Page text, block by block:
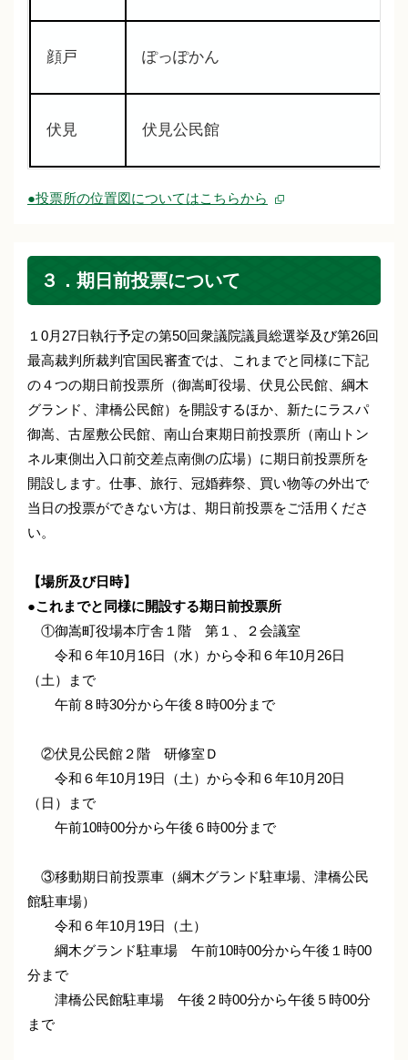
顔戸 ぽっぽかん
伏見 伏見公民館
●投票所の位置図についてはこちらから
３．期日前投票について
１0月27日執行予定の第50回衆議院議員総選挙及び第26回
最高裁判所裁判官国民審査では、これまでと同様に下記
の４つの期日前投票所（御嵩町役場、伏見公民館、綱木
グランド、津橋公民館）を開設するほか、新たにラスパ
御嵩、古屋敷公民館、南山台東期日前投票所（南山トン
ネル東側出入口前交差点南側の広場）に期日前投票所を
開設します。仕事、旅行、冠婚葬祭、買い物等の外出で
当日の投票ができない方は、期日前投票をご活用くださ
い。
【場所及び日時】
●これまでと同様に開設する期日前投票所
①御嵩町役場本庁舎１階 第１、２会議室
令和６年10月16日（水）から令和６年10月26日
（土）まで
午前８時30分から午後８時00分まで
②伏見公民館２階 研修室Ｄ
令和６年10月19日（土）から令和６年10月20日
（日）まで
午前10時00分から午後６時00分まで
③移動期日前投票車（綱木グランド駐車場、津橋公民
館駐車場）
令和６年10月19日（土）
綱木グランド駐車場 午前10時00分から午後１時00
分まで
津橋公民館駐車場 午後２時00分から午後５時00分
まで